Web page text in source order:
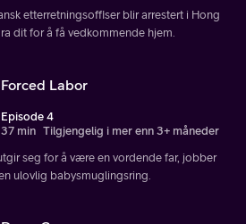
etterretningsoffiser blir arrestert i Hong
dit for å få vedkommende hjem.
Forced Labor
Episode 4
37 min Tilgjengelig i mer enn 3+ måneder
seg for å være en vordende far, jobber
ulovlig babysmuglingsring.